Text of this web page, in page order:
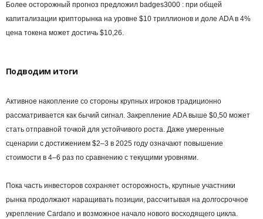
Более осторожный прогноз предложил badges3000 : при общей
капитализации крипторынка на уровне $10 триллионов и доле ADA в 4%
цена токена может достичь $10,26.
Подводим итоги
Активное накопление со стороны крупных игроков традиционно
рассматривается как бычий сигнал. Закрепление ADA выше $0,50 может
стать отправной точкой для устойчивого роста. Даже умеренные
сценарии с достижением $2–3 в 2025 году означают повышение
стоимости в 4–6 раз по сравнению с текущими уровнями.
Пока часть инвесторов сохраняет осторожность, крупные участники
рынка продолжают наращивать позиции, рассчитывая на долгосрочное
укрепление Cardano и возможное начало нового восходящего цикла.